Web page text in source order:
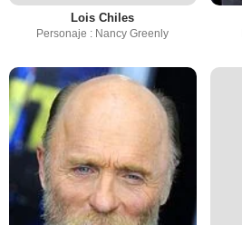
Lois Chiles
Personaje : Nancy Greenly